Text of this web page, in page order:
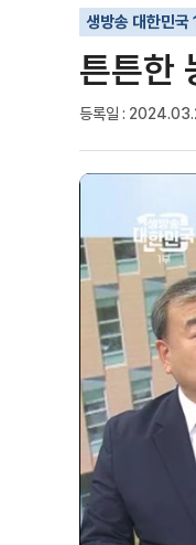
생방송 대한민국
튼튼한
등록일 :
기사인쇄
글자확대
글자축소